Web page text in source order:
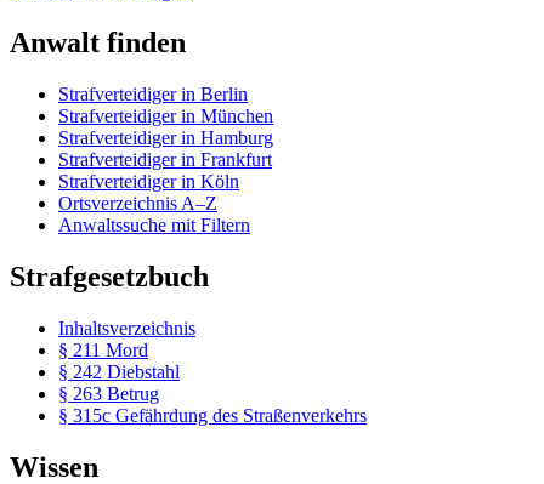
Anwalt finden
Strafverteidiger in Berlin
Strafverteidiger in München
Strafverteidiger in Hamburg
Strafverteidiger in Frankfurt
Strafverteidiger in Köln
Ortsverzeichnis A–Z
Anwaltssuche mit Filtern
Strafgesetzbuch
Inhaltsverzeichnis
§ 211 Mord
§ 242 Diebstahl
§ 263 Betrug
§ 315c Gefährdung des Straßenverkehrs
Wissen